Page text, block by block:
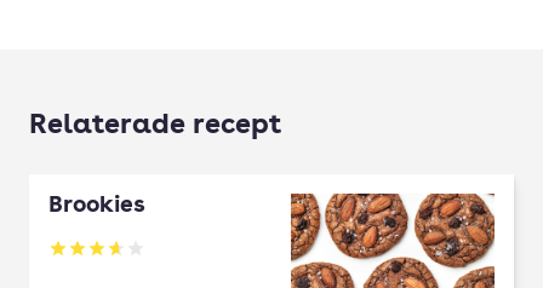
Relaterade recept
Brookies
Betyg: 3.64 av 5